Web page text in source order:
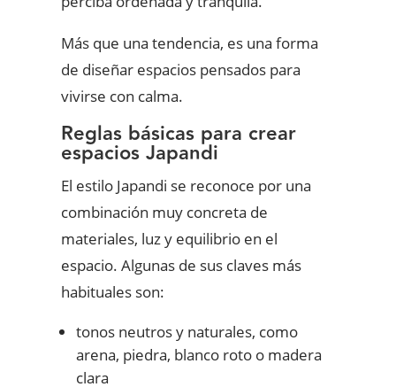
Más que una tendencia, es una forma
de diseñar espacios pensados para
vivirse con calma.
Reglas básicas para crear
espacios Japandi
El estilo Japandi se reconoce por una
combinación muy concreta de
materiales, luz y equilibrio en el
espacio. Algunas de sus claves más
habituales son:
tonos neutros y naturales, como
arena, piedra, blanco roto o madera
clara